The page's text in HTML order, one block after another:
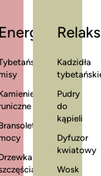
Energia Relaks
Kadzidła
Pudry
do
kąpieli
Dyfuzor
kwiatowy
Wosk